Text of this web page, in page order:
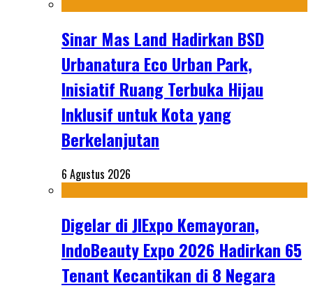
Sinar Mas Land Hadirkan BSD
Urbanatura Eco Urban Park,
Inisiatif Ruang Terbuka Hijau
Inklusif untuk Kota yang
Berkelanjutan
6 Agustus 2026
Digelar di JIExpo Kemayoran,
IndoBeauty Expo 2026 Hadirkan 65
Tenant Kecantikan di 8 Negara